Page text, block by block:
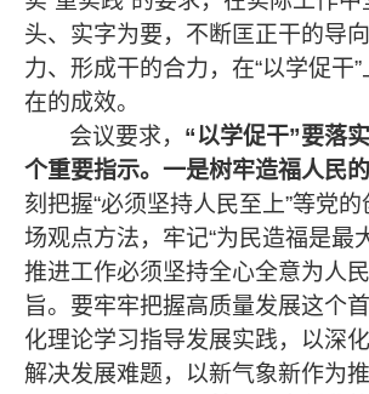
头、实字为要，不断匡正干的导
力、形成干的合力，在“以学促干”
在的成效。
会议要求， “以学促干”要落
个重要指示。一是树牢造福人民的
刻把握“必须坚持人民至上”等党的
场观点方法，牢记“为民造福是最
推进工作必须坚持全心全意为人
旨。要牢牢把握高质量发展这个
化理论学习指导发展实践，以深
解决发展难题，以新气象新作为